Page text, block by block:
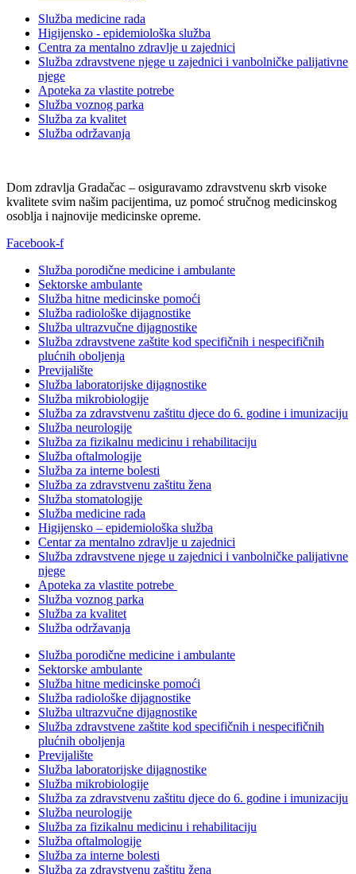
Služba medicine rada
Higijensko - epidemiološka služba
Centra za mentalno zdravlje u zajednici
Služba zdravstvene njege u zajednici i vanbolničke palijativne
njege
Apoteka za vlastite potrebe
Služba voznog parka
Služba za kvalitet
Služba održavanja
Dom zdravlja Gradačac – osiguravamo zdravstvenu skrb visoke
kvalitete svim našim pacijentima, uz pomoć stručnog medicinskog
osoblja i najnovije medicinske opreme.
Facebook-f
Služba porodične medicine i ambulante
Sektorske ambulante
Služba hitne medicinske pomoći
Služba radiološke dijagnostike
Služba ultrazvučne dijagnostike
Služba zdravstvene zaštite kod specifičnih i nespecifičnih
plućnih oboljenja
Previjalište
Služba laboratorijske dijagnostike
Služba mikrobiologije
Služba za zdravstvenu zaštitu djece do 6. godine i imunizaciju
Služba neurologije
Služba za fizikalnu medicinu i rehabilitaciju
Služba oftalmologije
Služba za interne bolesti
Služba za zdravstvenu zaštitu žena
Služba stomatologije
Služba medicine rada
Higijensko – epidemiološka služba
Centar za mentalno zdravlje u zajednici
Služba zdravstvene njege u zajednici i vanbolničke palijativne
njege
Apoteka za vlastite potrebe
Služba voznog parka
Služba za kvalitet
Služba održavanja
Služba porodične medicine i ambulante
Sektorske ambulante
Služba hitne medicinske pomoći
Služba radiološke dijagnostike
Služba ultrazvučne dijagnostike
Služba zdravstvene zaštite kod specifičnih i nespecifičnih
plućnih oboljenja
Previjalište
Služba laboratorijske dijagnostike
Služba mikrobiologije
Služba za zdravstvenu zaštitu djece do 6. godine i imunizaciju
Služba neurologije
Služba za fizikalnu medicinu i rehabilitaciju
Služba oftalmologije
Služba za interne bolesti
Služba za zdravstvenu zaštitu žena